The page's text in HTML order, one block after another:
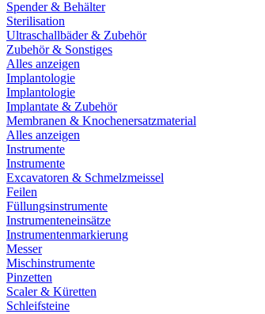
Spender & Behälter
Sterilisation
Ultraschallbäder & Zubehör
Zubehör & Sonstiges
Alles anzeigen
Implantologie
Implantologie
Implantate & Zubehör
Membranen & Knochenersatzmaterial
Alles anzeigen
Instrumente
Instrumente
Excavatoren & Schmelzmeissel
Feilen
Füllungsinstrumente
Instrumenteneinsätze
Instrumentenmarkierung
Messer
Mischinstrumente
Pinzetten
Scaler & Küretten
Schleifsteine